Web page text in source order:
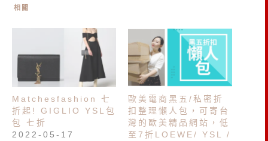
相關
Matchesfashion 七
折起! GIGLIO YSL包
包 七折
2022-05-17
歐美電商黑五/私密折
扣整理懶人包，可寄台
灣的歐美精品網站，低
至7折LOEWE/ YSL /